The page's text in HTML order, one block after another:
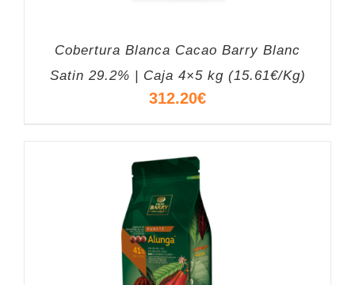
Cobertura Blanca Cacao Barry Blanc
Satin 29.2% | Caja 4×5 kg (15.61€/Kg)
312.20€